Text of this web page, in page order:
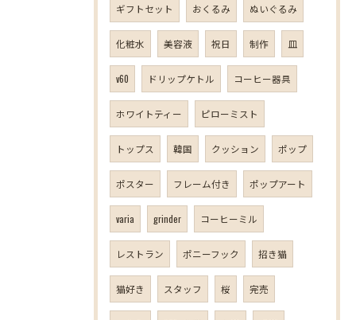
ギフトセット おくるみ ぬいぐるみ
化粧水 美容液 祝日 制作 皿
v60 ドリップケトル コーヒー器具
ホワイトティー ピローミスト
トップス 韓国 クッション ポップ
ポスター フレーム付き ポップアート
varia grinder コーヒーミル
レストラン ポニーフック 招き猫
猫好き スタッフ 桜 完売